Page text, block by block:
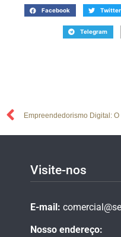
Facebook Twitter
Telegram
Visite-nos
E-mail:
Nosso endereço: